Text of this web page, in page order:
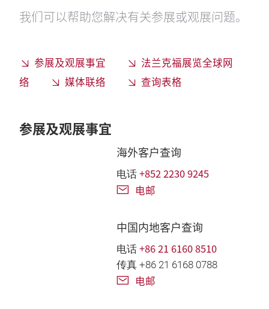
我们可以帮助您解决有关参展或观展问题。
参展及观展事宜
法兰克福展览全球网
络
媒体联络 查询表格
参展及观展事宜
海外客户查询
电话 +852 2230 9245
电邮
中国内地客户查询
电话 +86 21 6160 8510
传真 +86 21 6168 0788
电邮